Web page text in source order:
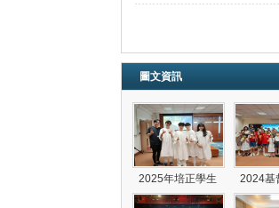
圖文資訊
2025年培正學生 2024基